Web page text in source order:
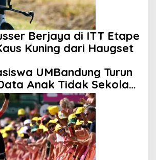
Berjaya di ITT Etape
Kuning dari Haugset
UMBandung Turun
Anak Tidak Sekolah,
Kampus Membantu
Menyelamatkan